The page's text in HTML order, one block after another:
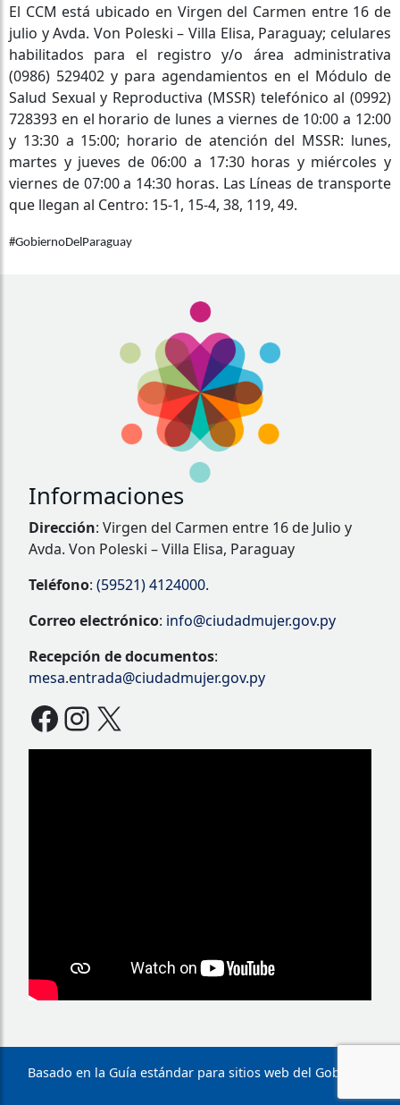
El CCM está ubicado en Virgen del Carmen entre 16 de
julio y Avda. Von Poleski – Villa Elisa, Paraguay; celulares
habilitados para el registro y/o área administrativa
(0986) 529402 y para agendamientos en el Módulo de
Salud Sexual y Reproductiva (MSSR) telefónico al (0992)
728393 en el horario de lunes a viernes de 10:00 a 12:00
y 13:30 a 15:00; horario de atención del MSSR: lunes,
martes y jueves de 06:00 a 17:30 horas y miércoles y
viernes de 07:00 a 14:30 horas. Las Líneas de transporte
que llegan al Centro: 15-1, 15-4, 38, 119, 49.
#GobiernoDelParaguay
Informaciones
Dirección: Virgen del Carmen entre 16 de Julio y
Avda. Von Poleski – Villa Elisa, Paraguay
Teléfono: (59521) 4124000.
Correo electrónico: info@ciudadmujer.gov.py
Recepción de documentos:
mesa.entrada@ciudadmujer.gov.py
Basado en la Guía estándar para sitios web del Gobierno